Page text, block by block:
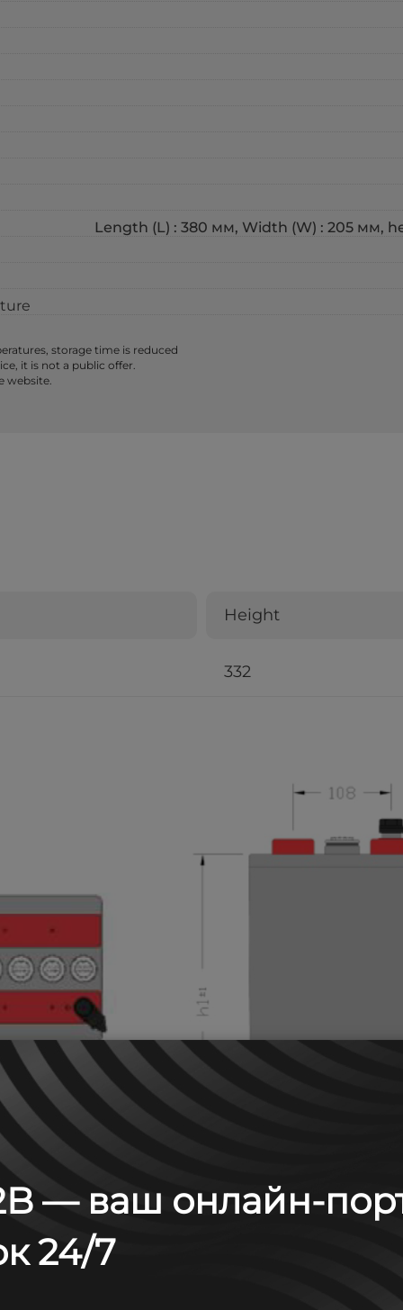
Length (L) : 380 мм, Width (W) : 205 мм,
storage time is reduced
it is not a public offer.
website.
Height
332
— ваш онлайн-
24/7